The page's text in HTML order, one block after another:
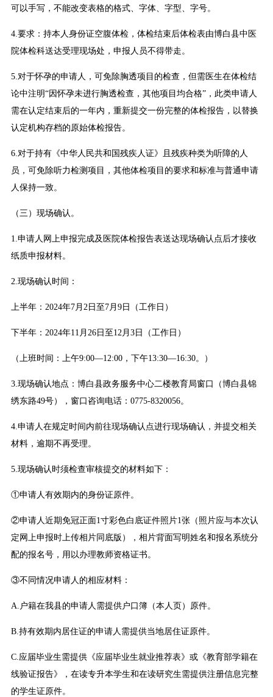
可以手写，不能改变表格的格式、字体、字型、字号。
4.要求：持本人身份证空腹体检，体检结束后体检表由博白县中医
院体检科送达受理现场处，申报人员不得带走。
5.对于怀孕的申请人，可免除胸透项目的检查，但需医生在体检结
论中注明“因怀孕未进行胸透检查，其他项目均合格”，此类申请人
需在认定结束后的一年内，重新提交一份完整的体检报告，以替换
认定机构存档的原始体检报告。
6.对于持有《中华人民共和国残疾人证》且残疾种类为听障的人
员，可免除听力检测项目，其他体检项目的要求和标准与普通申请
人保持一致。
（三）现场确认。
1.申请人网上申报完成及医院体检报告表送达现场确认点后才接收
纸质申报材料。
2.现场确认时间：
上半年：2024年7月2日至7月9日（工作日）
下半年：2024年11月26日至12月3日（工作日）
（上班时间：上午9:00—12:00，下午13:30—16:30。）
3.现场确认地点：博白县政务服务中心二楼教育局窗口（博白县锦
绣东路49号），窗口咨询电话：0775-8320056。
4.申请人在规定时间内前往现场确认点进行现场确认，并提交相关
材料，逾期不再受理。
5.现场确认时须检查审核提交的材料如下：
①申请人有效期内的身份证原件。
②申请人近期免冠正面1寸彩色白底证件照片1张（照片应与本次认
定网上申报时上传相片同底版），相片背面写明姓名和报名系统分
配的报名号，用以办理教师资格证书。
③不同情况申请人的相应材料：
A.户籍在我县的申请人需提供户口簿（本人页）原件。
B.持有效期内居住证的申请人需提供当地居住证原件。
C.应届毕业生需提供《应届毕业生就业推荐表》或《教育部学籍在
线验证报告》，在读专升本学生和在读研究生需提供注册信息完整
的学生证原件。